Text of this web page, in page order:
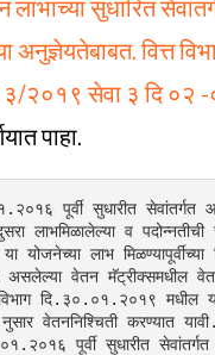
लाभांच्या सुधारित
अनुज्ञेयतेबाबत. वित्त
२०१९ सेवा ३ दि ०२
पाहा.
पूर्वी सुधारीत सेवांतर्गत
लाभमिळालेल्या व
योजनेच्या लाभ मिळण्यापूर्वीच्या
वेतन मॅट्रीक्समधील
दि.३०.०१.२०१९ मधील
वेतननिश्चिती करण्यात
पूर्वी सुधारीत